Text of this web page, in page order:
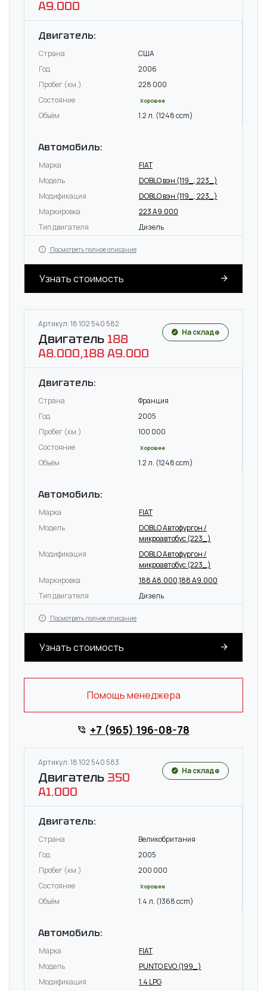
A9.000
Двигатель:
Страна
США
Год
2006
Пробег (км.)
228 000
Состояние
Хорошее
Объём 1.2 л. (1248 ccm)
Автомобиль:
Марка
FIAT
Модель
DOBLO вэн (119_, 223_)
Модификация
DOBLO вэн (119_, 223_)
Маркировка
223 A9.000
Тип двигателя
Дизель
Посмотреть полное описание
Узнать стоимость
Артикул: 18 102 540 582
Двигатель 188
A8.000,188 A9.000
На складе
Двигатель:
Страна
Франция
Год
2005
Пробег (км.)
100 000
Состояние
Хорошее
Объём 1.2 л. (1248 ccm)
Автомобиль:
Марка
FIAT
Модель
DOBLO Автофургон /
микроавтобус (223_)
Модификация
DOBLO Автофургон /
микроавтобус (223_)
Маркировка
188 A8.000,188 A9.000
Тип двигателя
Дизель
Посмотреть полное описание
Узнать стоимость
Помощь менеджера
+7 (965) 196-08-78
Артикул: 18 102 540 583
Двигатель 350
A1.000
На складе
Двигатель:
Страна
Великобритания
Год
2005
Пробег (км.)
200 000
Состояние
Хорошее
Объём 1.4 л. (1368 ccm)
Автомобиль:
Марка
FIAT
Модель
PUNTO EVO (199_)
Модификация
1.4 LPG